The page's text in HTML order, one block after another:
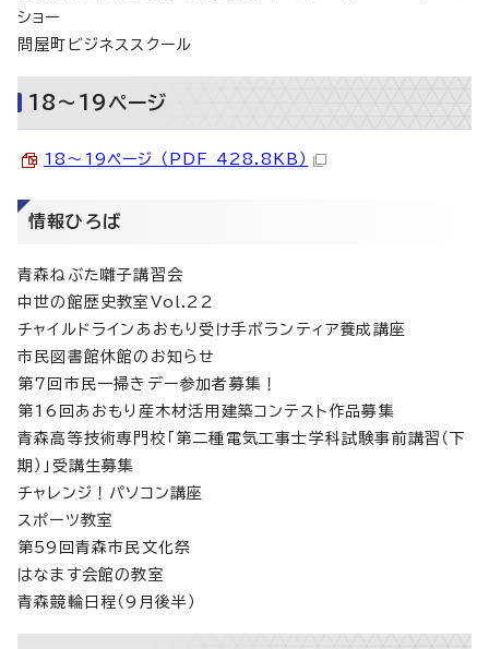
ショー
問屋町ビジネススクール
18～19ページ
18～19ページ （PDF 428.8KB）
情報ひろば
青森ねぶた囃子講習会
中世の館歴史教室Vol.22
チャイルドラインあおもり受け手ボランティア養成講座
市民図書館休館のお知らせ
第7回市民一掃きデー参加者募集！
第16回あおもり産木材活用建築コンテスト作品募集
青森高等技術専門校「第二種電気工事士学科試験事前講習（下
期）」受講生募集
チャレンジ！パソコン講座
スポーツ教室
第59回青森市民文化祭
はなます会館の教室
青森競輪日程（9月後半）